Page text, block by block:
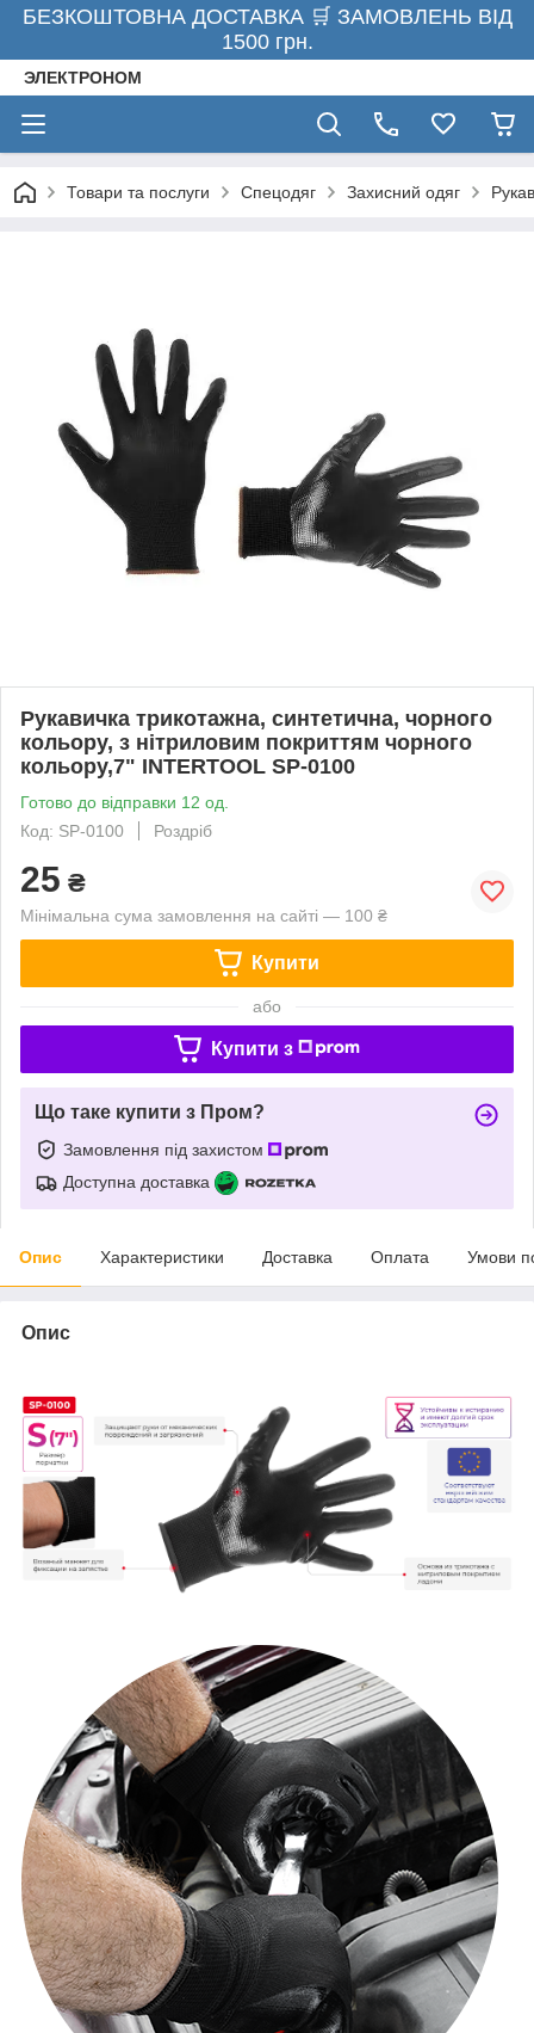
БЕЗКОШТОВНА ДОСТАВКА 🛒 ЗАМОВЛЕНЬ ВІД
1500 грн.
ЭЛЕКТРОНОМ
Товари та послуги Спецодяг Захисний одяг
Рукавичка трикотажна, синтетична, чорного
кольору, з нітриловим покриттям чорного
кольору,7" INTERTOOL SP-0100
Готово до відправки 12 од.
Код: SP-0100
Роздріб
25 ₴
Мінімальна сума замовлення на сайті — 100 ₴
Купити
або
Купити з
Що таке купити з Пром?
Замовлення під захистом
Доступна доставка
Опис Характеристики Доставка Оплата Умови
Опис